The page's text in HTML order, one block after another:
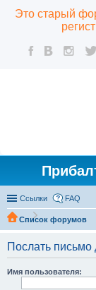
Это старый
Ссылки FAQ
Список форумов
Послать письмо
Имя пользователя: